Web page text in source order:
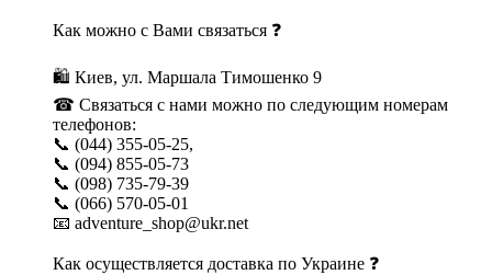
Как можно с Вами связаться ❓
🛍 Киев, ул. Маршала Тимошенко 9
☎ Связаться с нами можно по следующим номерам
телефонов:
📞 (044) 355-05-25,
📞 (094) 855-05-73
📞 (098) 735-79-39
📞 (066) 570-05-01
📧 adventure_shop@ukr.net
Как осуществляется доставка по Украине ❓